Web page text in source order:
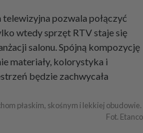
pozwala połączyć
wtedy sprzęt RTV staje się
salonu. Spójną kompozycję
materiały, kolorystyka i
będzie zachwycała
płaskim, skośnym i lekkiej obudowie.
Fot. Etanco